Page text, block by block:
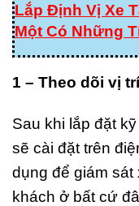
Lắp Định Vị Xe
Một Có Những
1 – Theo dõi vị
Sau khi lắp đặt
sẽ cài đặt trên
dụng để giám
khách ở bất cứ